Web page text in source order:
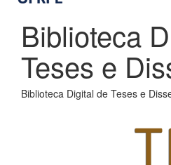
Biblioteca
Teses e
Biblioteca Digital de Teses e